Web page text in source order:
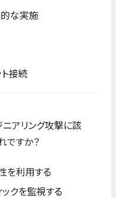
な実施
接続
アリング攻撃に該
ですか？
を利用する
ックを監視する